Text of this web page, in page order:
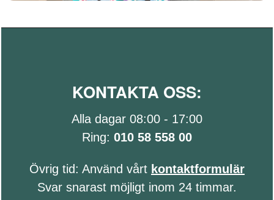
KONTAKTA OSS:
Alla dagar 08:00 - 17:00
Ring: 010 58 558 00
Övrig tid: Använd vårt kontaktformulär
Svar snarast möjligt inom 24 timmar.